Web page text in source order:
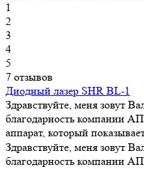
1
2
3
4
5
7 отзывов
Диодный лазер SHR BL-1
Здравствуйте, меня зовут
благодарность компании
аппарат, который
Здравствуйте, меня зовут
благодарность компании